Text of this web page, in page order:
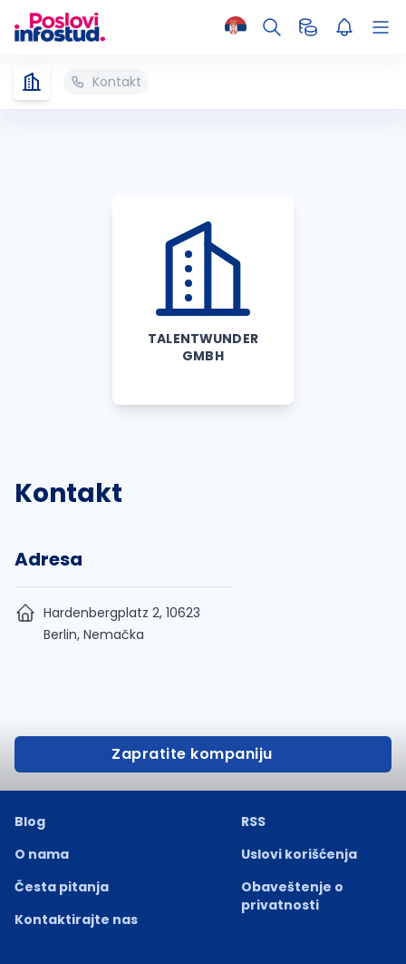
Kontakt
TALENTWUNDER
GMBH
Kontakt
Adresa
Hardenbergplatz 2, 10623
Berlin, Nemačka
Zapratite kompaniju
Blog
O nama
Česta pitanja
Kontaktirajte nas
RSS
Uslovi korišćenja
Obaveštenje o
privatnosti